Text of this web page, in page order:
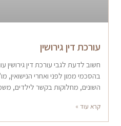
עורכת דין גירושין
חשוב לדעת לגבי עורכת דין גירושין
בהסכמי ממון לפני ואחרי הנישואין,
השונים, מחלוקות בקשר לילדים,
קרא עוד »